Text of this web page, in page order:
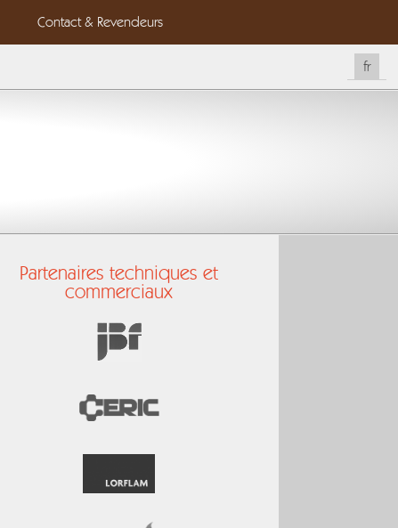
Contact & Revendeurs
fr
eng
Partenaires techniques et
commerciaux